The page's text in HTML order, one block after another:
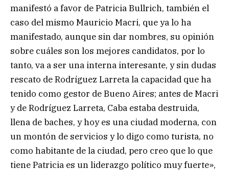
manifestó a favor de Patricia Bullrich, también el
caso del mismo Mauricio Macri, que ya lo ha
manifestado, aunque sin dar nombres, su opinión
sobre cuáles son los mejores candidatos, por lo
tanto, va a ser una interna interesante, y sin dudas
rescato de Rodríguez Larreta la capacidad que ha
tenido como gestor de Bueno Aires; antes de Macri
y de Rodríguez Larreta, Caba estaba destruida,
llena de baches, y hoy es una ciudad moderna, con
un montón de servicios y lo digo como turista, no
como habitante de la ciudad, pero creo que lo que
tiene Patricia es un liderazgo político muy fuerte»,